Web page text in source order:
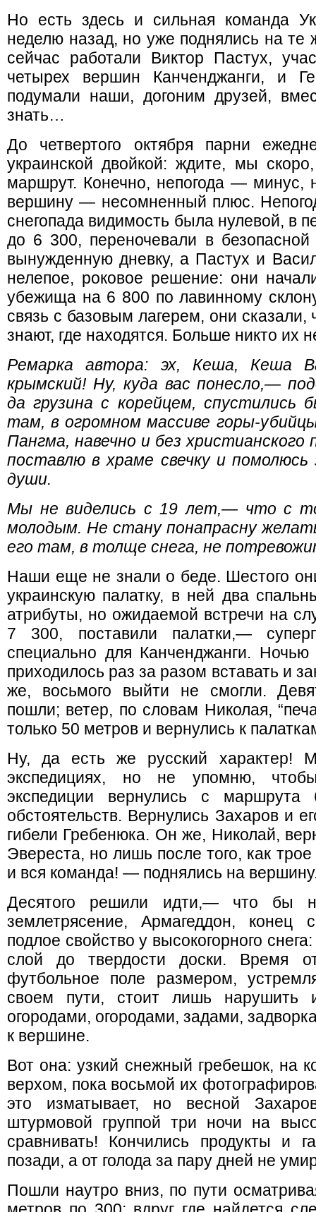
Но есть здесь и сильная команда
неделю назад, но уже поднялись на те
сейчас работали Виктор Пастух,
четырех вершин Канченджанги, и
подумали наши, догоним друзей,
знать…
До четвертого октября парни
украинской двойкой: ждите, мы
маршрут. Конечно, непогода — минус,
вершину — несомненный плюс.
снегопада видимость была нулевой, в
до 6 300, переночевали в
вынужденную дневку, а Пастух и
нелепое, роковое решение: они
убежища на 6 800 по лавинному
связь с базовым лагерем, они
знают, где находятся. Больше никто их
Ремарка автора: эх, Кеша, Кеша
крымский! Ну, куда вас понесло,—
да грузина с корейцем, спустились
там, в огромном массиве горы-
Пангма, навечно и без
поставлю в храме свечку и помолюсь
души.
Мы не виделись с 19 лет,— что с
молодым. Не стану понапрасну
его там, в толще снега, не
Наши еще не знали о беде. Шестого
украинскую палатку, в ней два
атрибуты, но ожидаемой встречи на
7 300, поставили палатки,—
специально для Канченджанги. Ночью
приходилось раз за разом вставать и
же, восьмого выйти не смогли.
пошли; ветер, по словам Николая,
только 50 метров и вернулись к
Ну, да есть же русский характер!
экспедициях, но не упомню, чтобы
экспедиции вернулись с
обстоятельств. Вернулись Захаров и
гибели Гребенюка. Он же, Николай,
Эвереста, но лишь после того, как
и вся команда! — поднялись на
Десятого решили идти,— что бы
землетрясение, Армагеддон, конец
подлое свойство у высокогорного
слой до твердости доски. Время
футбольное поле размером,
своем пути, стоит лишь нарушить
огородами, огородами, задами,
к вершине.
Вот она: узкий снежный гребешок, на
верхом, пока восьмой их
это изматывает, но весной
штурмовой группой три ночи на
сравнивать! Кончились продукты и
позади, а от голода за пару дней не
Пошли наутро вниз, по пути